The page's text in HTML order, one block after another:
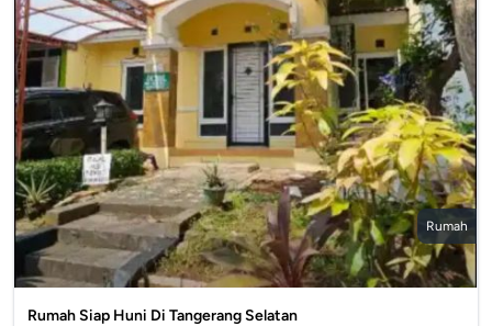
Rumah
Rumah Siap Huni Di Tangerang Selatan